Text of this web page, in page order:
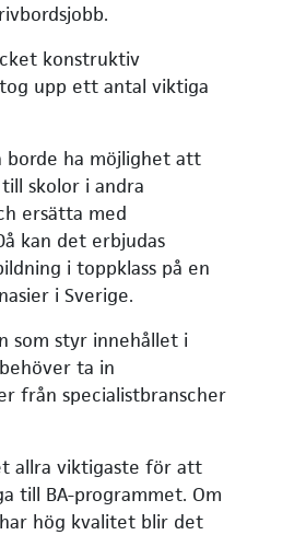
konstruktiv
tog upp ett antal viktiga
borde ha möjlighet att
skolor i andra
ersätta med
kan det erbjudas
i toppklass på en
i Sverige.
som styr innehållet i
ta in
från specialistbranscher
allra viktigaste för att
till BA-programmet. Om
hög kvalitet blir det